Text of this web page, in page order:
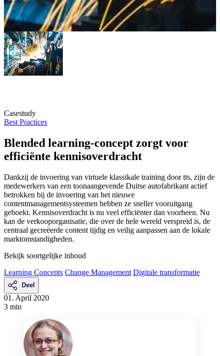
Casestudy
Best Practices
Blended learning-concept zorgt voor
efficiënte kennisoverdracht
Dankzij de invoering van virtuele klassikale training door tts, zijn de
medewerkers van een toonaangevende Duitse autofabrikant actief
betrokken bij de invoering van het nieuwe
contentmanagementsysteemen hebben ze sneller vooruitgang
geboekt. Kennisoverdracht is nu veel efficiënter dan voorheen. Nu
kan de verkooporganisatie, die over de hele wereld verspreid is, de
centraal gecreëerde content tijdig en veilig aanpassen aan de lokale
marktomstandigheden.
Bekijk soortgelijke inhoud
Learning Concepts Change Management Digitale transformatie
Deel
01. April 2020
3 min